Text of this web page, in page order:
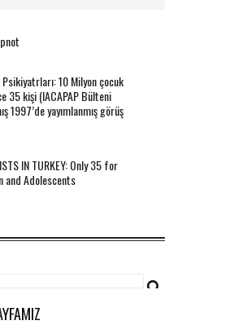
10 Milyon çocuk
35 kişi (IACAPAP Bülteni
1997’de yayımlanmış görüş
IN TURKEY: Only 35 for
and Adolescents